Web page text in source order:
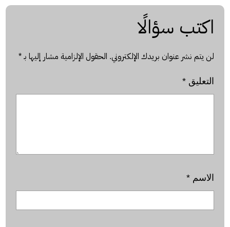
اكتب سؤالًا
لن يتم نشر عنوان بريدك الإلكتروني. الحقول الإلزامية مشار إليها بـ*
التعليق*
الاسم*